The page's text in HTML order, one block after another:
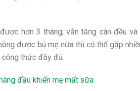
hơn 3 tháng, vẫn tăng cân đều
được bú mẹ nữa thì có thể gặp
thức đầy đủ.
đầu khiến mẹ mất sữa